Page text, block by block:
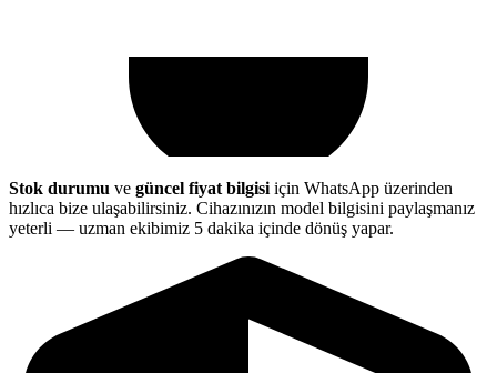
Stok durumu ve güncel fiyat bilgisi için WhatsApp üzerinden
hızlıca bize ulaşabilirsiniz. Cihazınızın model bilgisini paylaşmanız
yeterli — uzman ekibimiz 5 dakika içinde dönüş yapar.